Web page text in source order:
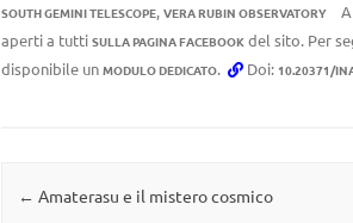
SOUTH GEMINI TELESCOPE, VERA RUBIN OBSERVATORY
aperti a tutti SULLA PAGINA FACEBOOKdel sito. Per
disponibile un MODULO DEDICATO. Doi: 10.20371/
Navigazione articolo
← Amaterasu e il mistero cosmico